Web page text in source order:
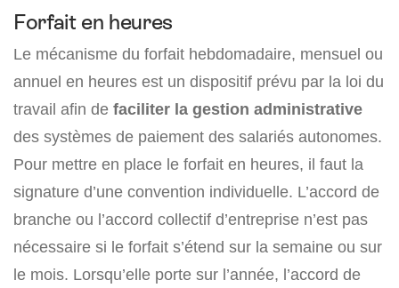
Forfait en heures
Le mécanisme du forfait hebdomadaire, mensuel ou
annuel en heures est un dispositif prévu par la loi du
travail afin de faciliter la gestion administrative
des systèmes de paiement des salariés autonomes.
Pour mettre en place le forfait en heures, il faut la
signature d’une convention individuelle. L’accord de
branche ou l’accord collectif d’entreprise n’est pas
nécessaire si le forfait s’étend sur la semaine ou sur
le mois. Lorsqu’elle porte sur l’année, l’accord de